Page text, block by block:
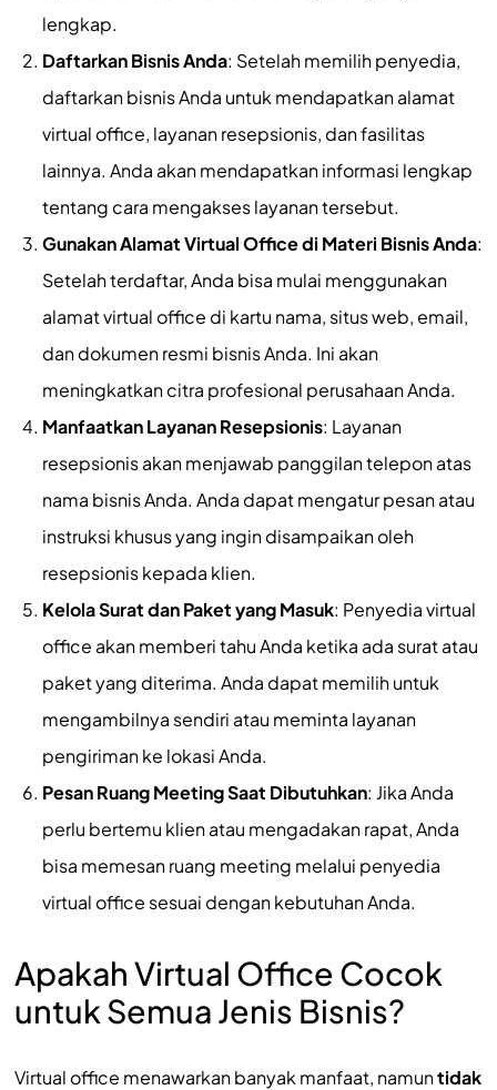
lengkap.
Daftarkan Bisnis Anda: Setelah memilih penyedia,
daftarkan bisnis Anda untuk mendapatkan alamat
virtual office, layanan resepsionis, dan fasilitas
lainnya. Anda akan mendapatkan informasi lengkap
tentang cara mengakses layanan tersebut.
Gunakan Alamat Virtual Office di Materi Bisnis Anda:
Setelah terdaftar, Anda bisa mulai menggunakan
alamat virtual office di kartu nama, situs web, email,
dan dokumen resmi bisnis Anda. Ini akan
meningkatkan citra profesional perusahaan Anda.
Manfaatkan Layanan Resepsionis: Layanan
resepsionis akan menjawab panggilan telepon atas
nama bisnis Anda. Anda dapat mengatur pesan atau
instruksi khusus yang ingin disampaikan oleh
resepsionis kepada klien.
Kelola Surat dan Paket yang Masuk: Penyedia virtual
office akan memberi tahu Anda ketika ada surat atau
paket yang diterima. Anda dapat memilih untuk
mengambilnya sendiri atau meminta layanan
pengiriman ke lokasi Anda.
Pesan Ruang Meeting Saat Dibutuhkan: Jika Anda
perlu bertemu klien atau mengadakan rapat, Anda
bisa memesan ruang meeting melalui penyedia
virtual office sesuai dengan kebutuhan Anda.
Apakah Virtual Office Cocok
untuk Semua Jenis Bisnis?
Virtual office menawarkan banyak manfaat, namuntidak